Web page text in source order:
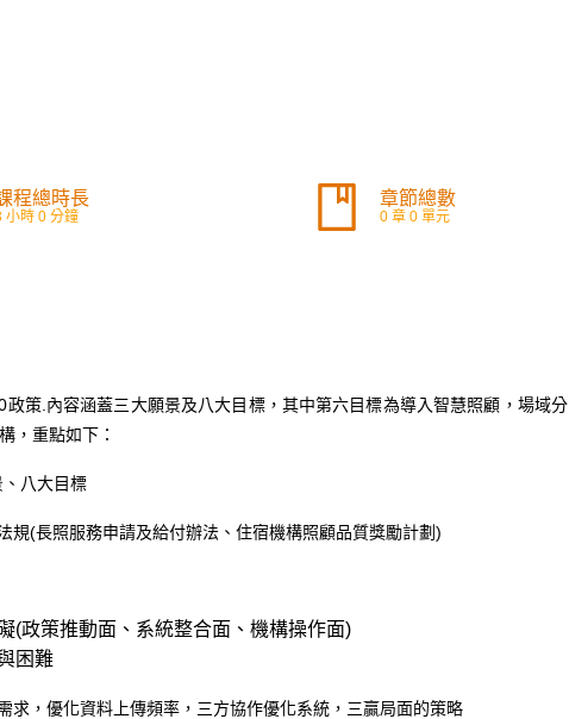
程總時長
小時 0 分鐘
章節總數
0 章 0 單元
策.內容涵蓋三大願景及八大目標，其中第六目標為導入智慧照顧，場域分
，重點如下：
八大目標
規(長照服務申請及給付辦法、住宿機構照顧品質獎勵計劃)
(政策推動面、系統整合面、機構操作面)
困難
求，優化資料上傳頻率，三方協作優化系統，三贏局面的策略